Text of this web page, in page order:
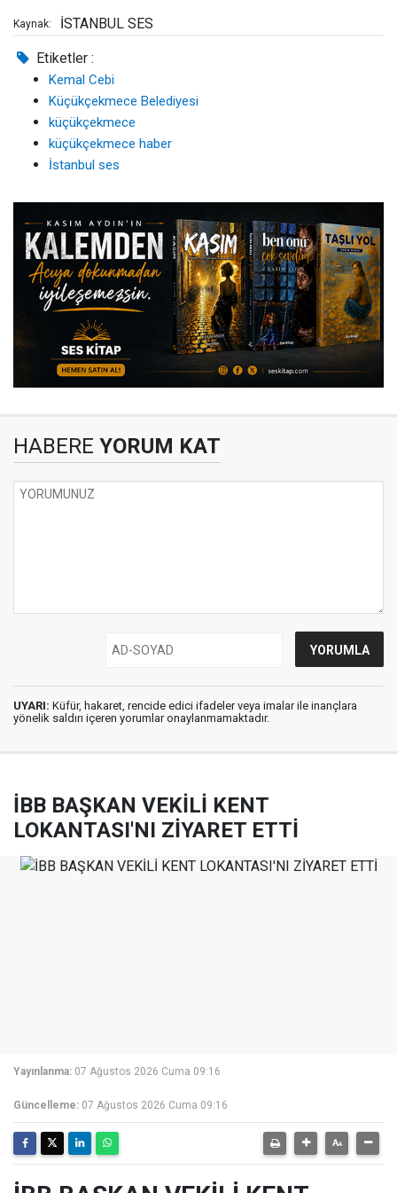
Kaynak: İSTANBUL SES
Etiketler :
Kemal Cebi
Küçükçekmece Belediyesi
küçükçekmece
küçükçekmece haber
İstanbul ses
HABERE YORUM KAT
UYARI: Küfür, hakaret, rencide edici ifadeler veya imalar ile inançlara
yönelik saldırı içeren yorumlar onaylanmamaktadır.
İBB BAŞKAN VEKİLİ KENT
LOKANTASI'NI ZİYARET ETTİ
Yayınlanma: 07 Ağustos 2026 Cuma 09:16
Güncelleme: 07 Ağustos 2026 Cuma 09:16